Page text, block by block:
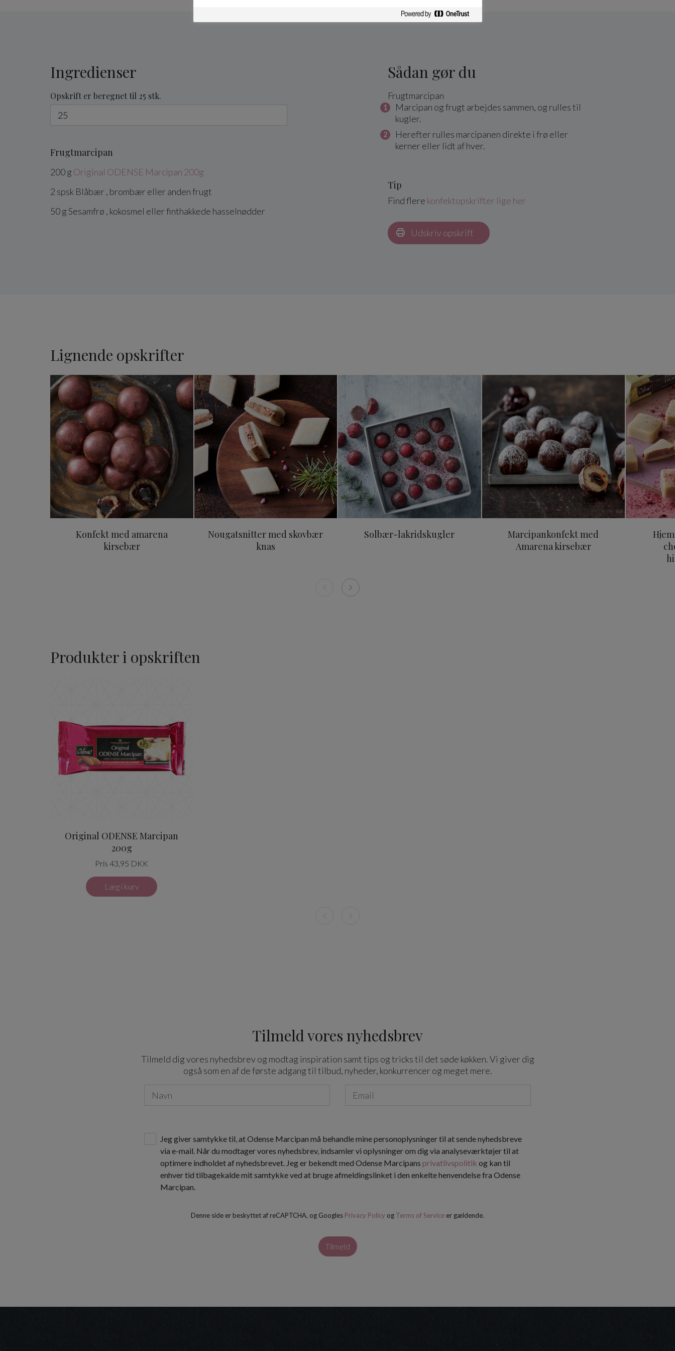
Ingredienser
Opskrift er beregnet til 25 stk.
Frugtmarcipan
200g Original ODENSE Marcipan 200g
2 spsk Blåbær , brombær eller anden frugt
50gSesamfrø , kokosmel eller finthakkede hasselnødder
Sådan gør du
Frugtmarcipan
Marcipan og frugt arbejdes sammen, og rulles til
kugler.
Herefter rulles marcipanen direkte i frø eller
kerner eller lidt af hver.
Tip
Find flere konfektopskrifter lige her
Udskriv opskrift
Lignende opskrifter
Konfekt med amarena
kirsebær
Konfekt med amarena kirsebær
Nougatsnitter med skovbær
knas
Nougatsnitter med skovbær knas
Solbær-lakridskugler
Solbær-lakridskugler
Marcipankonfekt med
Amarena kirsebær
Marcipankonfekt med
Produkter i opskriften
Original ODENSE Marcipan
200g
Pris 43,95 DKK
Læg i kurv
Tilmeld vores nyhedsbrev
Tilmeld dig vores nyhedsbrev og modtag inspiration samt tips og tricks til det søde køkken. Vi giver dig
også som en af de første adgang til tilbud, nyheder, konkurrencer og meget mere.
Jeg giver samtykke til, at Odense Marcipan må behandle mine personoplysninger til at sende nyhedsbreve
via e-mail. Når du modtager vores nyhedsbrev, indsamler vi oplysninger om dig via analyseværktøjer til at
optimere indholdet af nyhedsbrevet. Jeg er bekendt med Odense Marcipans privatlivspolitik og kan til
enhver tid tilbagekalde mit samtykke ved at bruge afmeldingslinket i den enkelte henvendelse fra Odense
Marcipan.
Denne side er beskyttet af reCAPTCHA, og Googles Privacy Policy og Terms of Service er gældende.
Tilmeld